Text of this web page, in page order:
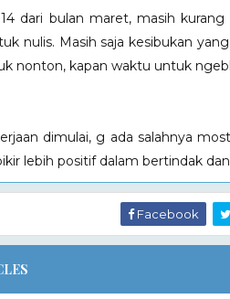
dari bulan maret, masih
nulis. Masih saja kesibukan
nonton, kapan waktu untuk
dimulai, g ada salahnya
lebih positif dalam bertindak
Facebook